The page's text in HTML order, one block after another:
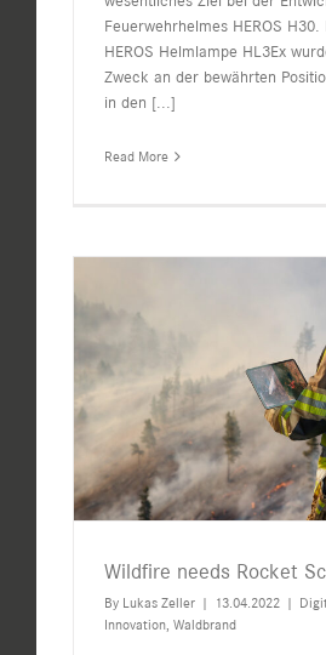
Feuerwehrhelmes HEROS
HEROS Helmlampe HL3Ex
Zweck an der bewährten
in den [...]
Read More
Wildfire needs Rocket
By Lukas Zeller | 13.04.2022 |
Innovation, Waldbrand